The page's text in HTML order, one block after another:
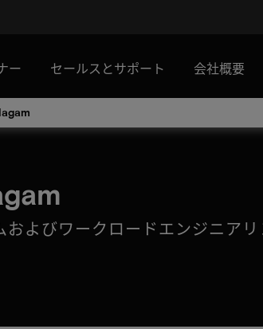
ー セールスとサポート 会社概要
よびワークロードエンジニア